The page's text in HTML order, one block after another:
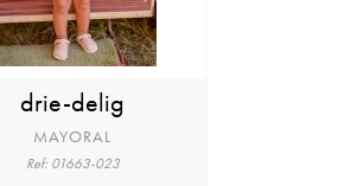
drie-delig
MAYORAL
Ref: 01663-023